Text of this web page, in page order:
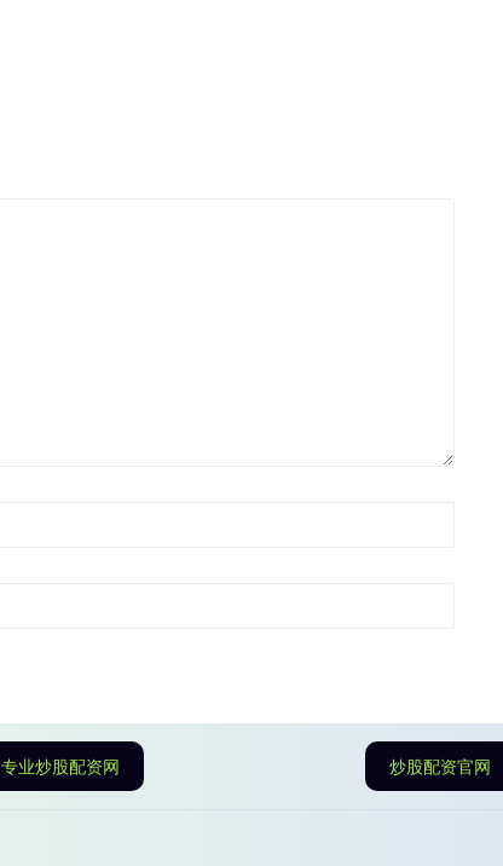
专业炒股配资网 炒股配资官网